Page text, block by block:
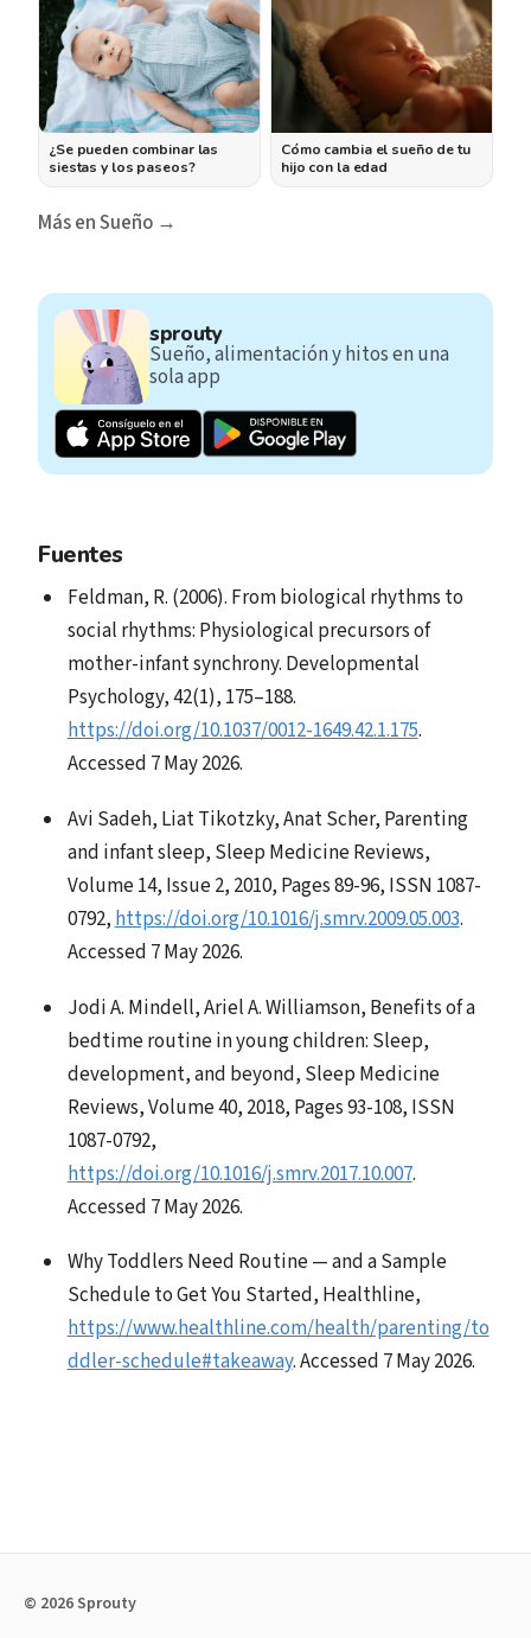
¿Se pueden combinar las
siestas y los paseos?
Cómo cambia el sueño de tu
hijo con la edad
Más en Sueño →
sprouty
Sueño, alimentación y hitos en una
sola app
Fuentes
Feldman, R. (2006). From biological rhythms to
social rhythms: Physiological precursors of
mother-infant synchrony. Developmental
Psychology, 42(1), 175–188.
https://doi.org/10.1037/0012-1649.42.1.175.
Accessed 7 May 2026.
Avi Sadeh, Liat Tikotzky, Anat Scher, Parenting
and infant sleep, Sleep Medicine Reviews,
Volume 14, Issue 2, 2010, Pages 89-96, ISSN 1087-
0792,https://doi.org/10.1016/j.smrv.2009.05.003.
Accessed 7 May 2026.
Jodi A. Mindell, Ariel A. Williamson, Benefits of a
bedtime routine in young children: Sleep,
development, and beyond, Sleep Medicine
Reviews, Volume 40, 2018, Pages 93-108, ISSN
1087-0792,
https://doi.org/10.1016/j.smrv.2017.10.007.
Accessed 7 May 2026.
Why Toddlers Need Routine — and a Sample
Schedule to Get You Started, Healthline,
https://www.healthline.com/health/parenting/to
ddler-schedule#takeaway. Accessed 7 May 2026.
© 2026 Sprouty